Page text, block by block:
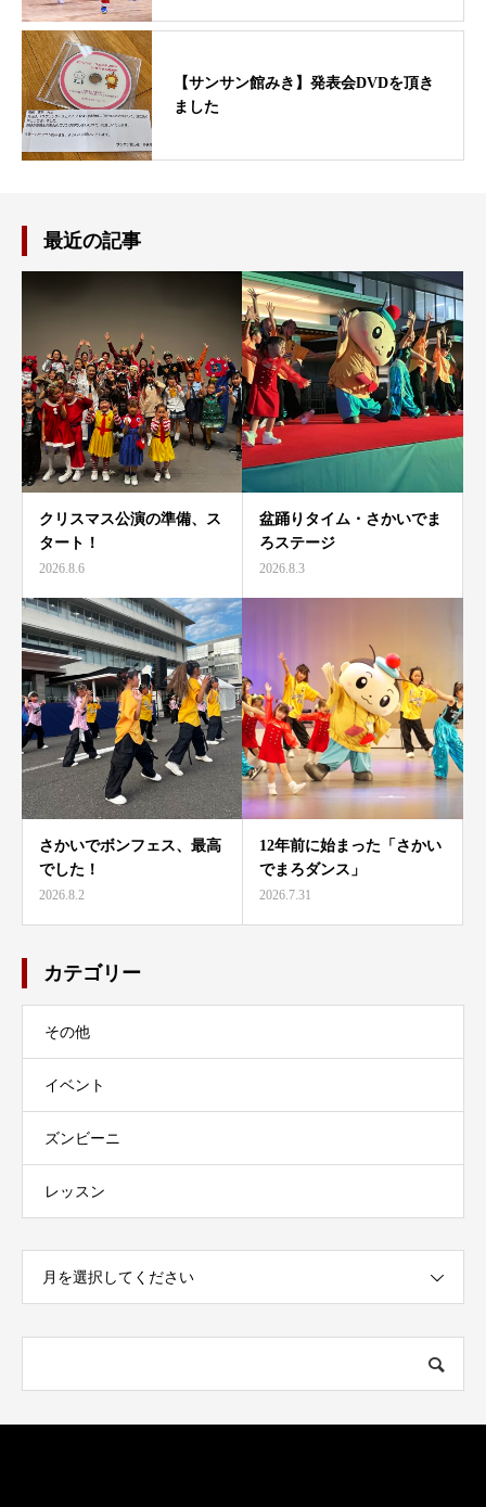
【サンサン館みき】発表会DVDを頂き
ました
最近の記事
クリスマス公演の準備、ス
タート！
2026.8.6
盆踊りタイム・さかいでま
ろステージ
2026.8.3
さかいでボンフェス、最高
でした！
2026.8.2
12年前に始まった「さかい
でまろダンス」
2026.7.31
カテゴリー
その他
イベント
ズンビーニ
レッスン
月を選択してください